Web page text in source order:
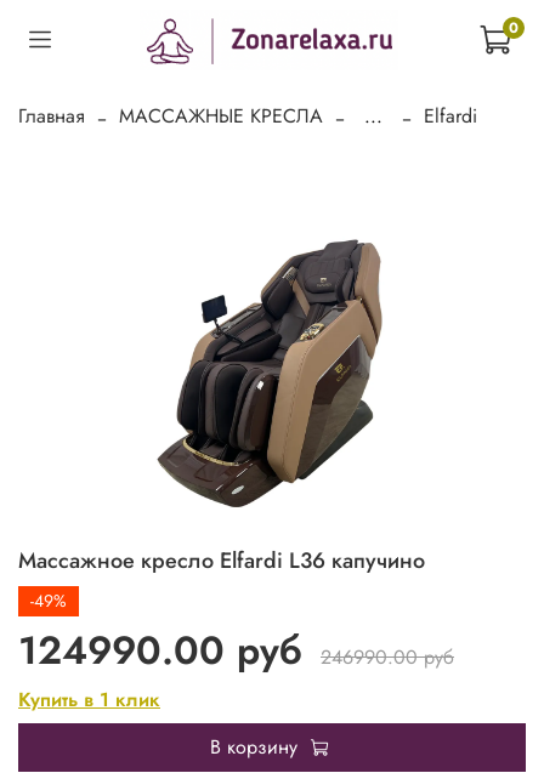
0
Главная МАССАЖНЫЕ КРЕСЛА ... Elfardi
Массажное кресло Elfardi L36 капучино
-49%
124990.00 руб
246990.00 руб
Купить в 1 клик
В корзину